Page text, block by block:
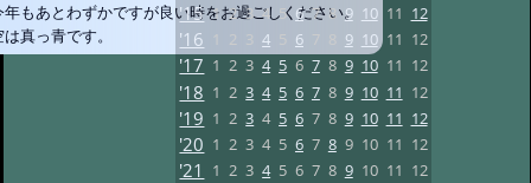
年もあとわずかですが良い時をお過ごしください。
真っ青です。
'15 1 2 3 4 5 6 7 8 9 10 11 12
'16 1 2 3 4 5 6 7 9 10 11 12
'17 1 2 3 4 5 6 7 8 9 10 11 12
'18 1 2 3 4 5 6 7 8 9 10 11 12
'19 1 2 3 4 5 6 7 8 9 10 11 12
'20 1 2 3 4 5 6 7 8 9 10 11 12
'21 1 2 3 4 5 6 7 8 9 10 11 12